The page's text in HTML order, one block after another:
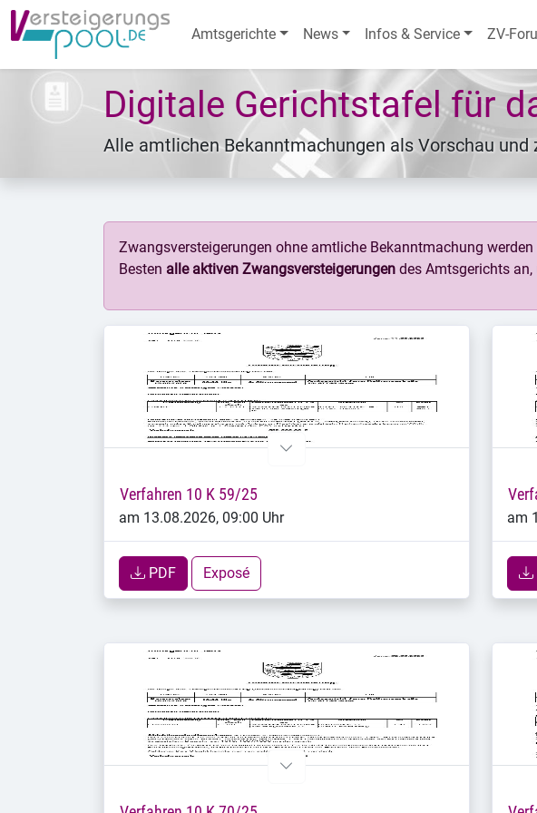
Amtsgerichte News Infos & Service ZV-
Digitale Gerichtstafel für
Alle amtlichen Bekanntmachungen als Vorschau und
Zwangsversteigerungen ohne amtliche Bekanntmachung
Besten alle aktiven Zwangsversteigerungen des Amtsgerichts
Verfahren 10 K 59/25
am 13.08.2026, 09:00 Uhr
PDF Exposé
am